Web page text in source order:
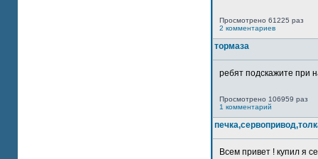
Просмотрено 61225 раз
2 комментариев
тормаза
ребят подскажите при
Просмотрено 106959 раз
1 комментарий
Всем привет ! купил я